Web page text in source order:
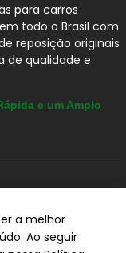
para carros
todo o Brasil com
reposição originais
de qualidade e
e um Amplo
450 - Santa
a melhor
Ao seguir